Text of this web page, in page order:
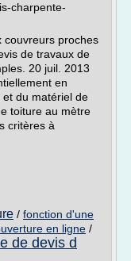
charpente-
couvreurs proches
de travaux de
20 juil. 2013
en
du matériel de
toiture au mètre
critères à
/ fonction d'une
en ligne /
de devis d